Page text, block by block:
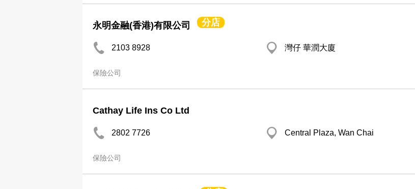
永明金融(香港)有限公司 分店
2103 8928 灣仔 華潤大廈
保險公司
Cathay Life Ins Co Ltd
2802 7726 Central Plaza, Wan Chai
保險公司